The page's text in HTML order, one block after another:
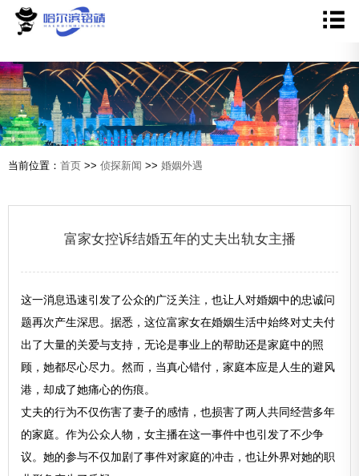
当前位置： 首页 >> 侦探新闻 >> 婚姻外遇
富家女控诉结婚五年的丈夫出轨女主播
这一消息迅速引发了公众的广泛关注，也让人对婚姻中的忠诚问
题再次产生深思。据悉，这位富家女在婚姻生活中始终对丈夫付
出了大量的关爱与支持，无论是事业上的帮助还是家庭中的照
顾，她都尽心尽力。然而，当真心错付，家庭本应是人生的避风
港，却成了她痛心的伤痕。
丈夫的行为不仅伤害了妻子的感情，也损害了两人共同经营多年
的家庭。作为公众人物，女主播在这一事件中也引发了不少争
议。她的参与不仅加剧了事件对家庭的冲击，也让外界对她的职